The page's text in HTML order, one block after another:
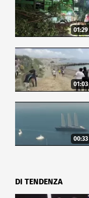
01:29
01:03
00:33
DI TENDENZA